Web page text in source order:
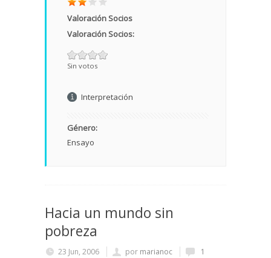
Valoración Socios
Valoración Socios:
Sin votos
Interpretación
Género:
Ensayo
Hacia un mundo sin
pobreza
23 Jun, 2006 por marianoc
1